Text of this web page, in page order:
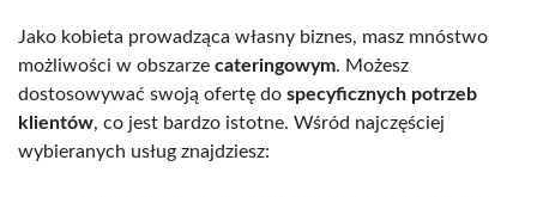
Jako kobieta prowadząca własny biznes, masz mnóstwo
możliwości w obszarze cateringowym. Możesz
dostosowywać swoją ofertę do specyficznych potrzeb
klientów, co jest bardzo istotne. Wśród najczęściej
wybieranych usług znajdziesz: